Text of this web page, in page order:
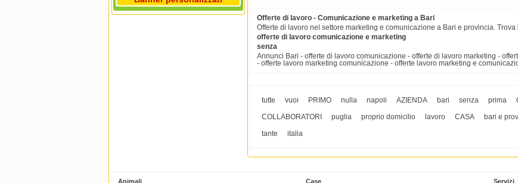
Offerte di lavoro - Comunicazione e marketing a Bari
Offerte di lavoro nel settore marketing e comunicazione a Bari e provincia.
offerte di lavoro comunicazione e marketing
senza
Annunci Bari - offerte di lavoro comunicazione - offerte di lavoro marketing -
- offerte lavoro marketing comunicazione - offerte lavoro marketing e
tutte vuoi PRIMO nulla napoli AZIENDA bari senza prima
COLLABORATORI
puglia proprio domicilio lavoro CASA bari e
tante
italia
Animali
Case
Servizi